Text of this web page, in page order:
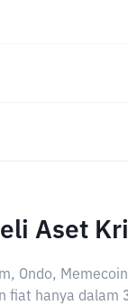
Aset
Ondo,
fiat hanya dalam